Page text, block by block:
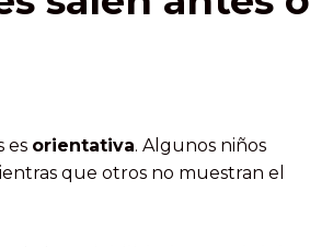
es orientativa. Algunos niños
que otros no muestran el